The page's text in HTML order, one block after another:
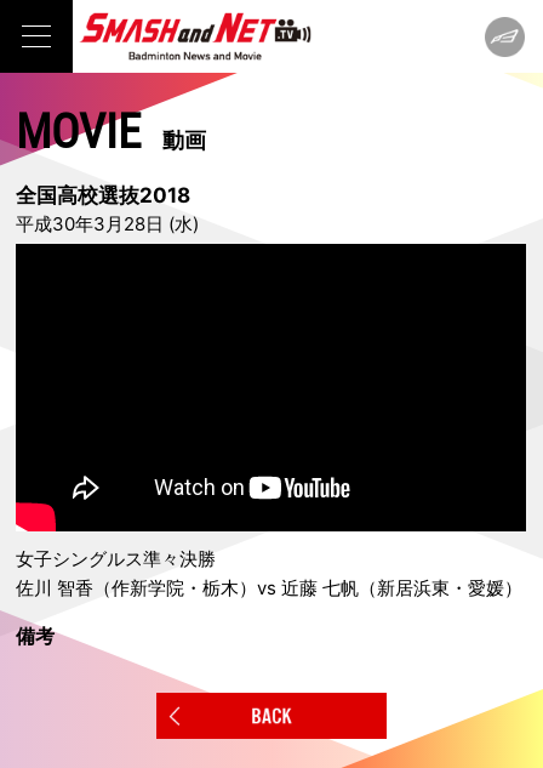
MOVIE動画
全国高校選抜2018
平成30年3月28日 (水)
女子シングルス準々決勝
佐川 智香（作新学院・栃木）vs 近藤 七帆（新居浜東・愛媛）
備考